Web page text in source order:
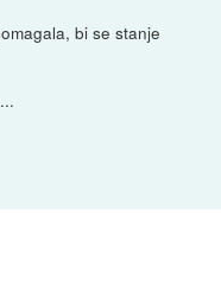
bi se stanje